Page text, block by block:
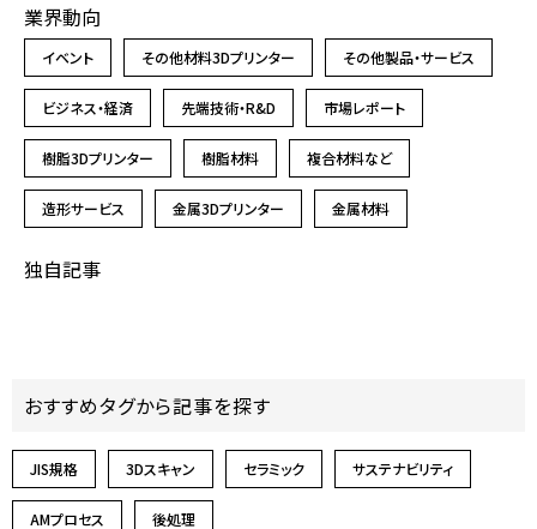
業界動向
イベント その他材料3Dプリンター その他製品・サービス
ビジネス・経済 先端技術・R&D 市場レポート
樹脂3Dプリンター 樹脂材料 複合材料など
造形サービス 金属3Dプリンター 金属材料
独自記事
おすすめタグから記事を探す
JIS規格 3Dスキャン セラミック サステナビリティ
AMプロセス 後処理